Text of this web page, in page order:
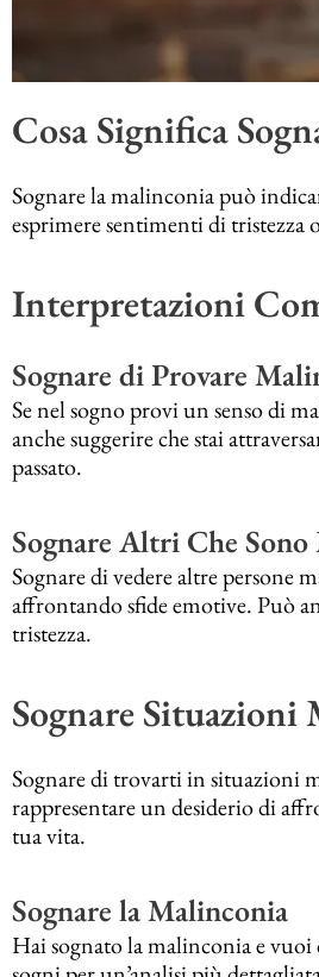
Cosa Significa
Sognare la malinconia può
esprimere sentimenti di tristezza
Interpretazioni
Sognare di Provare
Se nel sogno provi un senso di
anche suggerire che stai
passato.
Sognare Altri Che
Sognare di vedere altre persone
affrontando sfide emotive. Può
tristezza.
Sognare Situazioni
Sognare di trovarti in situazioni
rappresentare un desiderio di
tua vita.
Sognare la Malinconia
Hai sognato la malinconia e